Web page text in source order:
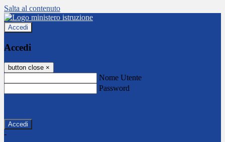
Salta al contenuto
Accedi
Accedi
button close ×
Nome Utente
Password
-